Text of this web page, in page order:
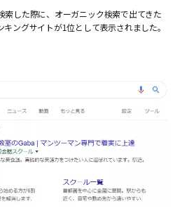
索した際に、オーガニック検索で出てきた
ングサイトが1位として表示されました。